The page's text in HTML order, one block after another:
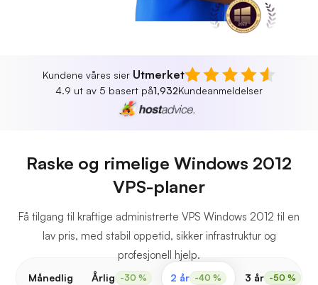
Kundene våres sier Utmerket
4.9 ut av 5 basert på1,932Kundeanmeldelser
Raske og rimelige Windows 2012
VPS-planer
Få tilgang til kraftige administrerte VPS Windows 2012 til en
lav pris, med stabil oppetid, sikker infrastruktur og
profesjonell hjelp.
Månedlig Årlig -30 % 2 år -40 % 3 år -50 %